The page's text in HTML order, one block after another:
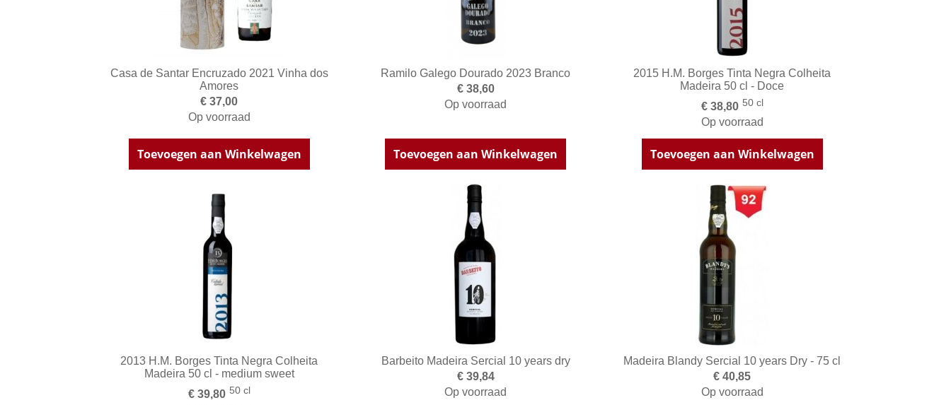
Casa de Santar Encruzado 2021 Vinha dos
Amores
€ 37,00
Op voorraad
Toevoegen aan Winkelwagen
Ramilo Galego Dourado 2023 Branco
€ 38,60
Op voorraad
Toevoegen aan Winkelwagen
2015 H.M. Borges Tinta Negra Colheita
Madeira 50 cl - Doce
€ 38,80 50 cl
Op voorraad
Toevoegen aan Winkelwagen
2013 H.M. Borges Tinta Negra Colheita
Madeira 50 cl - medium sweet
€ 39,80 50 cl
Barbeito Madeira Sercial 10 years dry
€ 39,84
Op voorraad
Madeira Blandy Sercial 10 years Dry - 75 cl
€ 40,85
Op voorraad